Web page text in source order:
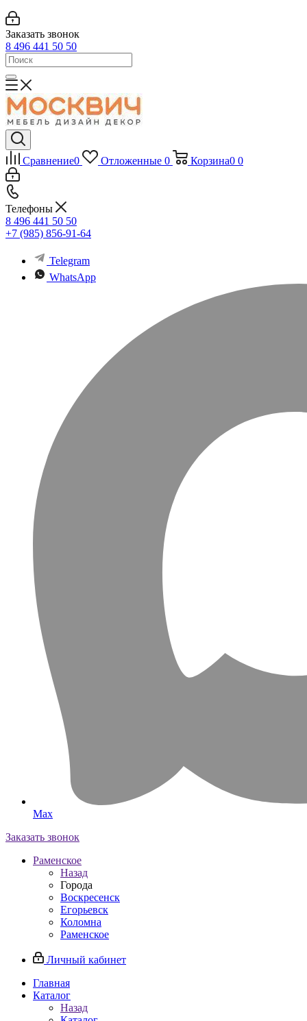
Заказать звонок
8 496 441 50 50
Сравнение0 Отложенные 0 Корзина0 0
Телефоны
8 496 441 50 50
+7 (985) 856-91-64
Telegram
WhatsApp
Max
Заказать звонок
Раменское
Назад
Города
Воскресенск
Егорьевск
Коломна
Раменское
Личный кабинет
Главная
Каталог
Назад